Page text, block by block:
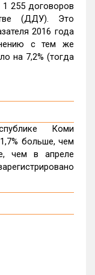
1 255 договоров
(ДДУ). Это
2016 года
с тем же
на 7,2% (тогда
Коми
больше, чем
чем в апреле